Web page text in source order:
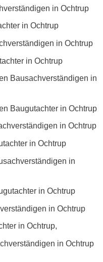
in Ochtrup
in Ochtrup
in Ochtrup
in Ochtrup
Bausachverständigen in
Baugutachter in Ochtrup
in Ochtrup
in Ochtrup
in
in Ochtrup
in Ochtrup
in Ochtrup,
in Ochtrup